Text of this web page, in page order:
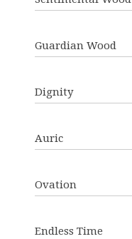
Guardian Wood
Dignity
Auric
Ovation
Endless Time